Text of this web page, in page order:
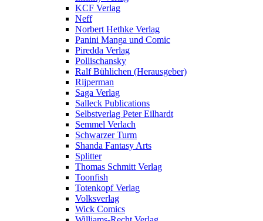
KCF Verlag
Neff
Norbert Hethke Verlag
Panini Manga und Comic
Piredda Verlag
Pollischansky
Ralf Bühlichen (Herausgeber)
Rijperman
Saga Verlag
Salleck Publications
Selbstverlag Peter Eilhardt
Semmel Verlach
Schwarzer Turm
Shanda Fantasy Arts
Splitter
Thomas Schmitt Verlag
Toonfish
Totenkopf Verlag
Volksverlag
Wick Comics